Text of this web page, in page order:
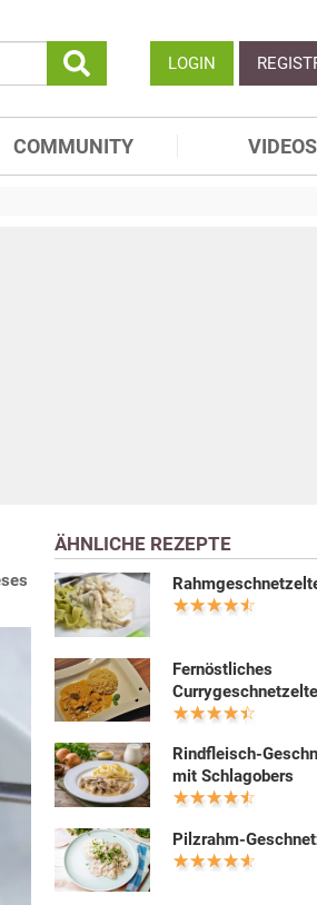
LOGIN
COMMUNITY VIDEOS
ÄHNLICHE REZEPTE
Fernöstliches
Rindfleisch-
mit Schlagobers
Pilzrahm-